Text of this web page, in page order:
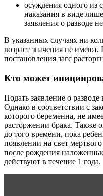
осуждения одного из
наказания в виде
заявления о разводе
В указанных случаях ни
возраст значения не
постановления загс
Кто может
Подать заявление о
Однако в соответствии с
которого беременна, не
расторжении брака. Также
до того времени, пока
появлении на свет
после рождения
действуют в течение 1 года.